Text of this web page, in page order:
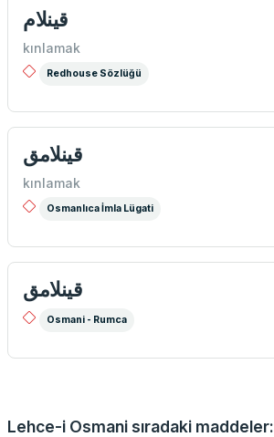
قینلام
kınlamak
Redhouse Sözlüğü
قینلامق
kınlamak
Osmanlıca İmla Lügati
قينلامق
Osmani - Rumca
Lehce-i Osmani sıradaki maddeler: